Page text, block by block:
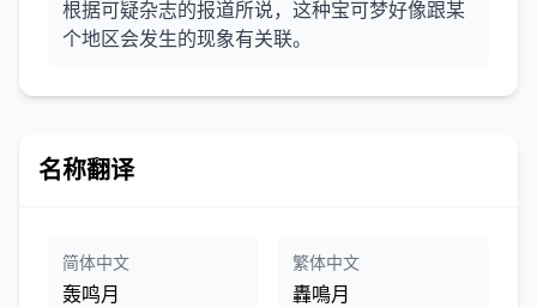
根据可疑杂志的报道所说，这种宝可梦好像跟某
个地区会发生的现象有关联。
名称翻译
简体中文
轰鸣月
繁体中文
轟鳴月